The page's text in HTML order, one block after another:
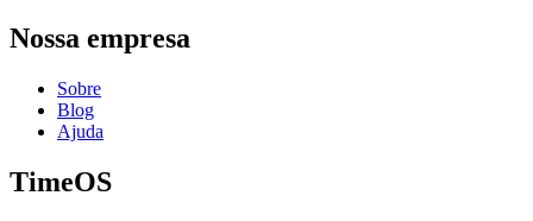
Nossa empresa
Sobre
Blog
Ajuda
TimeOS